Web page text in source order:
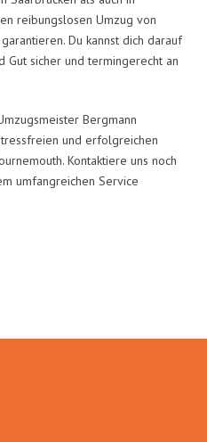
reibungslosen Umzug von
Du kannst dich darauf
Gut sicher und termingerecht an
Bergmann
und erfolgreichen
Kontaktiere uns noch
umfangreichen Service